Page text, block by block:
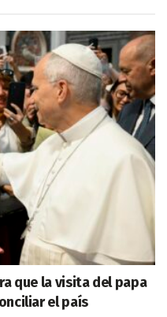
que la visita del papa
el país